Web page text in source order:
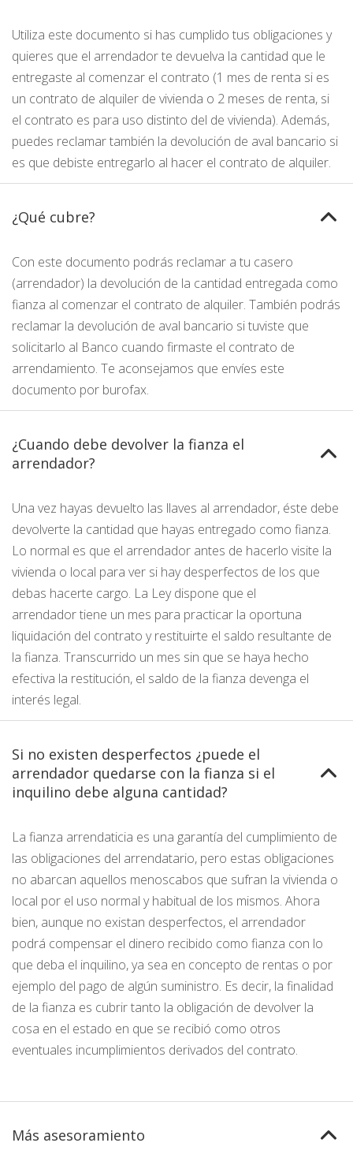
Utiliza este documento si has cumplido tus obligaciones y
quieres que el arrendador te devuelva la cantidad que le
entregaste al comenzar el contrato (1 mes de renta si es
un contrato de alquiler de vivienda o 2 meses de renta, si
el contrato es para uso distinto del de vivienda). Además,
puedes reclamar también la devolución de aval bancario si
es que debiste entregarlo al hacer el contrato de alquiler.
¿Qué cubre?
Con este documento podrás reclamar a tu casero
(arrendador) la devolución de la cantidad entregada como
fianza al comenzar el contrato de alquiler. También podrás
reclamar la devolución de aval bancario si tuviste que
solicitarlo al Banco cuando firmaste el contrato de
arrendamiento. Te aconsejamos que envíes este
documento por burofax.
¿Cuando debe devolver la fianza el
arrendador?
Una vez hayas devuelto las llaves al arrendador, éste debe
devolverte la cantidad que hayas entregado como fianza.
Lo normal es que el arrendador antes de hacerlo visite la
vivienda o local para ver si hay desperfectos de los que
debas hacerte cargo. La Ley dispone que el
arrendador tiene un mes para practicar la oportuna
liquidación del contrato y restituirte el saldo resultante de
la fianza. Transcurrido un mes sin que se haya hecho
efectiva la restitución, el saldo de la fianza devenga el
interés legal.
Si no existen desperfectos ¿puede el
arrendador quedarse con la fianza si el
inquilino debe alguna cantidad?
La fianza arrendaticia es una garantía del cumplimiento de
las obligaciones del arrendatario, pero estas obligaciones
no abarcan aquellos menoscabos que sufran la vivienda o
local por el uso normal y habitual de los mismos. Ahora
bien, aunque no existan desperfectos, el arrendador
podrá compensar el dinero recibido como fianza con lo
que deba el inquilino, ya sea en concepto de rentas o por
ejemplo del pago de algún suministro. Es decir, la finalidad
de la fianza es cubrir tanto la obligación de devolver la
cosa en el estado en que se recibió como otros
eventuales incumplimientos derivados del contrato.
Más asesoramiento